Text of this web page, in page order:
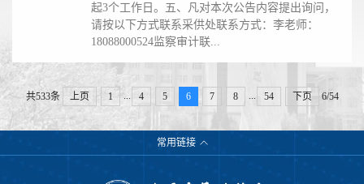
起3个工作日。五、凡对本次公告内容提出询问，
请按以下方式联系采供处联系方式：李老师：
18088000524监察审计联...
共533条 上页 1 4 5 6 7 8 54 下页 6/54
常用链接